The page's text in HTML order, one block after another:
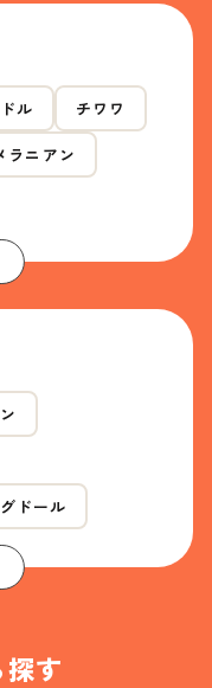
ル チワワ
ラニアン
ドール
す